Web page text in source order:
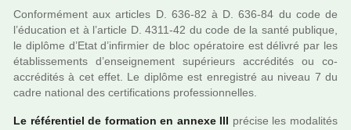
Conformément aux arti­cles D. 636-82 à D. 636-84 du code de
l’éducation et à l’arti­cle D. 4311-42 du code de la santé publi­que,
le diplôme d’Etat d’infir­mier de bloc opé­ra­toire est déli­vré par les
établissements d’ensei­gne­ment supé­rieurs accré­di­tés ou co-
accré­di­tés à cet effet. Le diplôme est enre­gis­tré au niveau 7 du
cadre natio­nal des cer­ti­fi­ca­tions pro­fes­sion­nel­les.
Le réfé­ren­tiel de for­ma­tion en annexe III pré­cise les moda­li­tés